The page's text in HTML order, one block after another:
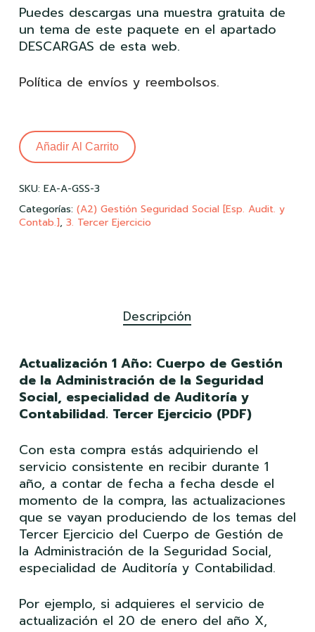
Puedes descargas una muestra gratuita de
un tema de este paquete en el apartado
DESCARGAS de esta web.
Política de envíos y reembolsos.
Añadir Al Carrito
SKU: EA-A-GSS-3
Categorías: (A2) Gestión Seguridad Social [Esp. Audit. y
Contab.], 3. Tercer Ejercicio
Descripción
Actualización 1 Año: Cuerpo de Gestión
de la Administración de la Seguridad
Social, especialidad de Auditoría y
Contabilidad. Tercer Ejercicio (PDF)
Con esta compra estás adquiriendo el
servicio consistente en recibir durante 1
año, a contar de fecha a fecha desde el
momento de la compra, las actualizaciones
que se vayan produciendo de los temas del
Tercer Ejercicio del Cuerpo de Gestión de
la Administración de la Seguridad Social,
especialidad de Auditoría y Contabilidad.
Por ejemplo, si adquieres el servicio de
actualización el 20 de enero del año X,